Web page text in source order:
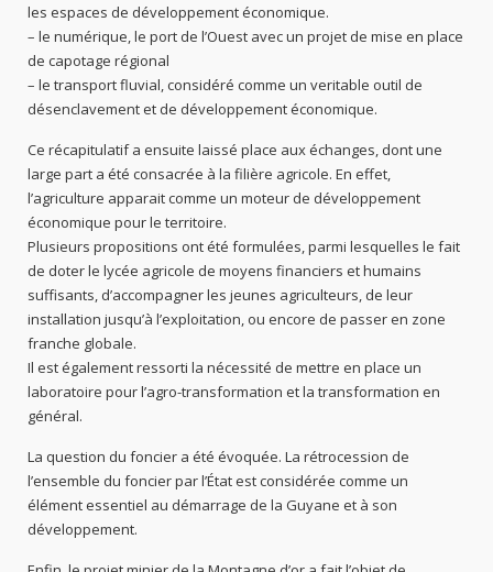
les espaces de développement économique.
– le numérique, le port de l’Ouest avec un projet de mise en place
de capotage régional
– le transport fluvial, considéré comme un veritable outil de
désenclavement et de développement économique.
Ce récapitulatif a ensuite laissé place aux échanges, dont une
large part a été consacrée à la filière agricole. En effet,
l’agriculture apparait comme un moteur de développement
économique pour le territoire.
Plusieurs propositions ont été formulées, parmi lesquelles le fait
de doter le lycée agricole de moyens financiers et humains
suffisants, d’accompagner les jeunes agriculteurs, de leur
installation jusqu’à l’exploitation, ou encore de passer en zone
franche globale.
Il est également ressorti la nécessité de mettre en place un
laboratoire pour l’agro-transformation et la transformation en
général.
La question du foncier a été évoquée. La rétrocession de
l’ensemble du foncier par l’État est considérée comme un
élément essentiel au démarrage de la Guyane et à son
développement.